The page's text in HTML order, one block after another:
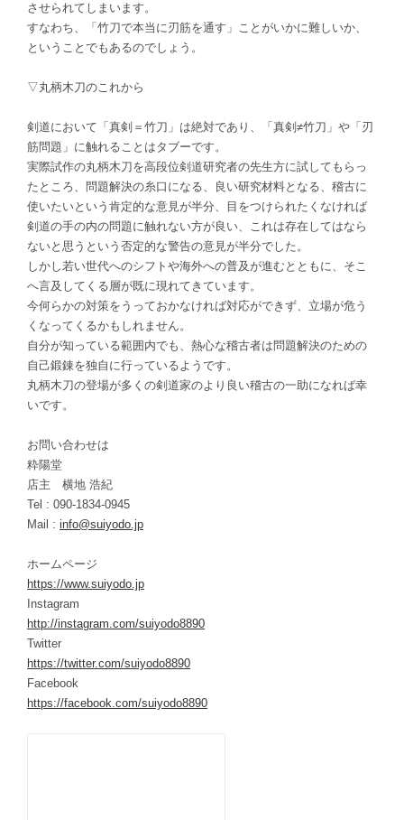
させられてしまいます。
すなわち、「竹刀で本当に刃筋を通す」ことがいかに難しいか、
ということでもあるのでしょう。
▽丸柄木刀のこれから
剣道において「真剣＝竹刀」は絶対であり、「真剣≠竹刀」や「刃
筋問題」に触れることはタブーです。
実際試作の丸柄木刀を高段位剣道研究者の先生方に試してもらっ
たところ、問題解決の糸口になる、良い研究材料となる、稽古に
使いたいという肯定的な意見が半分、目をつけられたくなければ
剣道の手の内の問題に触れない方が良い、これは存在してはなら
ないと思うという否定的な警告の意見が半分でした。
しかし若い世代へのシフトや海外への普及が進むとともに、そこ
へ言及してくる層が既に現れてきています。
今何らかの対策をうっておかなければ対応ができず、立場が危う
くなってくるかもしれません。
自分が知っている範囲内でも、熱心な稽古者は問題解決のための
自己鍛錬を独自に行っているようです。
丸柄木刀の登場が多くの剣道家のより良い稽古の一助になれば幸
いです。
お問い合わせは
粋陽堂
店主 横地 浩紀
Tel : 090-1834-0945
Mail : info@suiyodo.jp
ホームページ
https://www.suiyodo.jp
Instagram
http://instagram.com/suiyodo8890
Twitter
https://twitter.com/suiyodo8890
Facebook
https://facebook.com/suiyodo8890